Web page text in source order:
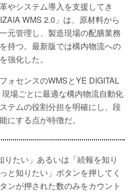
やシステム導入を支援してき
WMS 2.0」は、原材料から
元管理し、製造現場の配膳業務
持つ。最新版では構内物流への
強化した。
ォセンスのWMSとYE DIGITAL
場ごとに最適な構内物流自動化
テムの役割分担を明確にし、段
にする点が特徴だ。
たい」あるいは「続報を知り
と知りたい」ボタンを押してく
ンが押された数のみをカウント